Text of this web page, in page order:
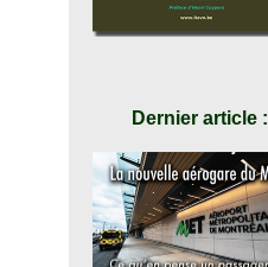
Dernier article :